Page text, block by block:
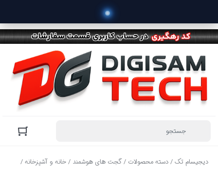
دیجیسام تک/دسته محصولات /گجت های هوشمند /خانه و آشپزخانه/